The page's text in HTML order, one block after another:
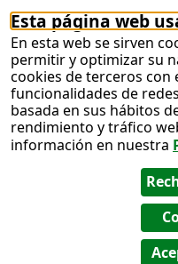
Esta página web
En esta web se sirven
permitir y optimizar su
cookies de terceros
funcionalidades de
basada en sus hábitos
rendimiento y tráfico
información en nuestra